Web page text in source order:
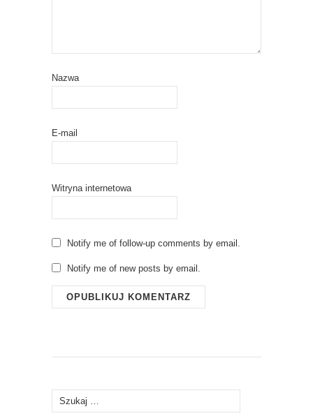
Nazwa
E-mail
Witryna internetowa
Notify me of follow-up comments by email.
Notify me of new posts by email.
Szukaj: